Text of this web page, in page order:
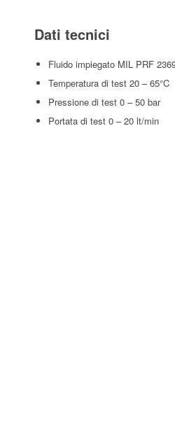
Dati tecnici
Fluido impiegato MIL PRF
Temperatura di test 20 – 65°C
Pressione di test 0 – 50 bar
Portata di test 0 – 20 lt/min